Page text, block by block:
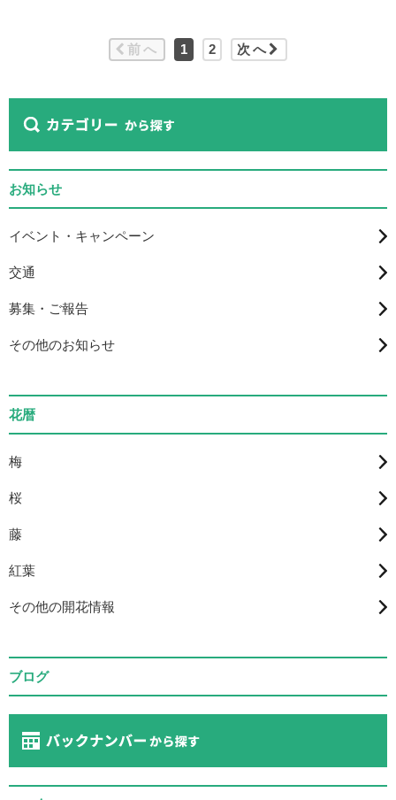
前へ 1 2 次へ
お知らせ
イベント・キャンペーン
交通
募集・ご報告
その他のお知らせ
花暦
梅
桜
藤
紅葉
その他の開花情報
ブログ